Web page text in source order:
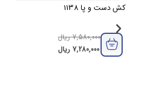
کش دست و پا 1138
7,580,000 ریال
7,280,000 ریال